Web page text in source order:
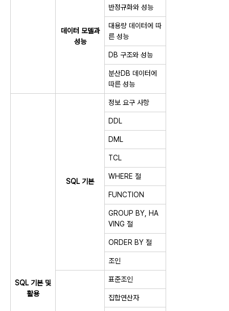
데이터 모델과
성능
반정규화와 성능
대용량 데이터에 따
른 성능
DB 구조와 성능
분산DB 데이터에
따른 성능
SQL 기본 및
활용
SQL 기본
정보 요구 사항
DDL
DML
TCL
WHERE 절
FUNCTION
GROUP BY, HA
VING 절
ORDER BY 절
조인
표준조인
집합연산자